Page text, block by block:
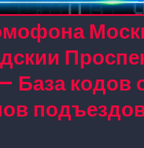
База кодов